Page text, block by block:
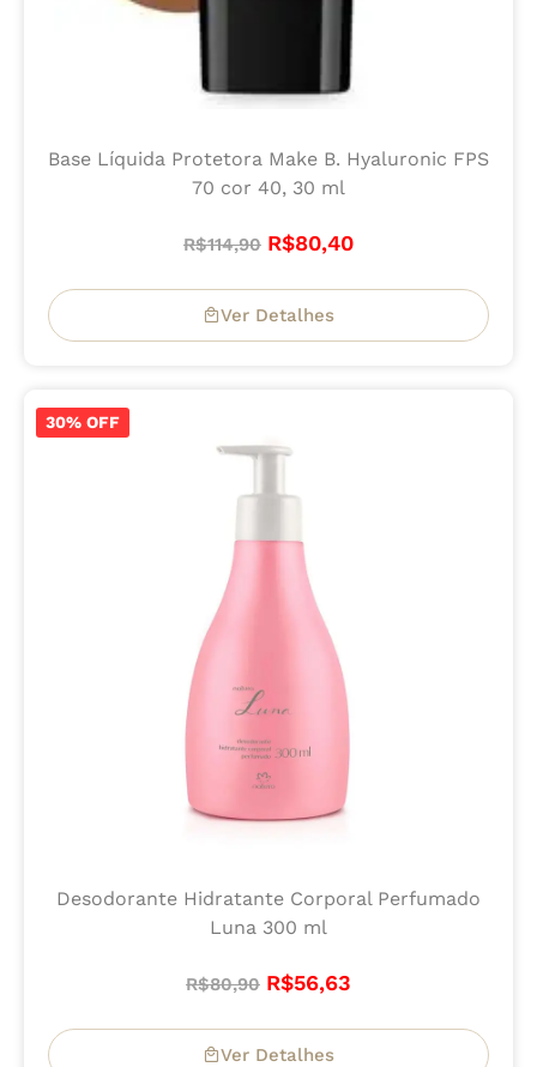
Base Líquida Protetora Make B. Hyaluronic FPS
70 cor 40, 30 ml
R$114,90 R$80,40
Ver Detalhes
30% OFF
Desodorante Hidratante Corporal Perfumado
Luna 300 ml
R$80,90 R$56,63
Ver Detalhes